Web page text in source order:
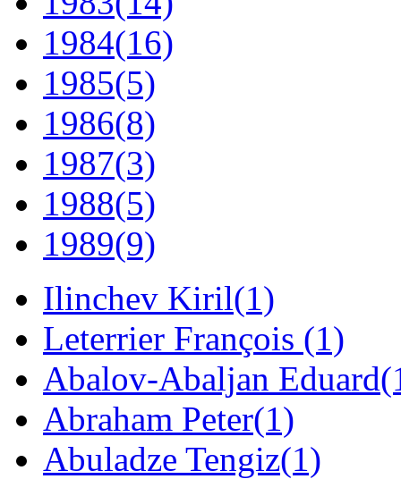
1984(16)
1985(5)
1986(8)
1987(3)
1988(5)
1989(9)
Ilinchev Kiril(1)
Leterrier François (1)
Abalov-Abaljan Eduard
Abraham Peter(1)
Abuladze Tengiz(1)